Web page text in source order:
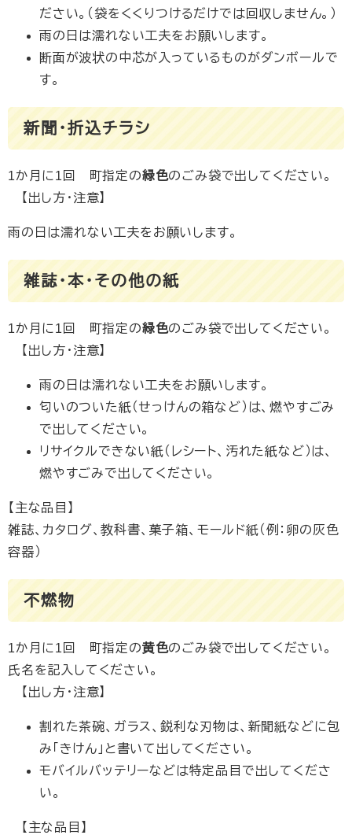
ださい。（袋をくくりつけるだけでは回収しません。）
雨の日は濡れない工夫をお願いします。
断面が波状の中芯が入っているものがダンボールで
す。
新聞・折込チラシ
1か月に1回 町指定の緑色のごみ袋で出してください。
【出し方・注意】
雨の日は濡れない工夫をお願いします。
雑誌・本・その他の紙
1か月に1回 町指定の緑色のごみ袋で出してください。
【出し方・注意】
雨の日は濡れない工夫をお願いします。
匂いのついた紙（せっけんの箱など）は、燃やすごみ
で出してください。
リサイクルできない紙（レシート、汚れた紙など）は、
燃やすごみで出してください。
【主な品目】
​雑誌、カタログ、教科書、菓子箱、モールド紙（例：卵の灰色
容器）
不燃物
1か月に1回 町指定の黄色のごみ袋で出してください。
氏名を記入してください。
​ 【出し方・注意】
割れた茶碗、ガラス、鋭利な刃物は、新聞紙などに包
み「きけん」と書いて出してください。
モバイルバッテリーなどは特定品目で出してくださ
い。
【主な品目】